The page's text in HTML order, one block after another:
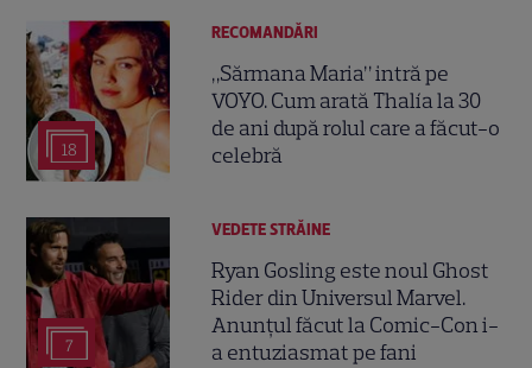
18
RECOMANDĂRI
„Sărmana Maria” intră pe
VOYO. Cum arată Thalía la 30
de ani după rolul care a făcut-o
celebră
7
VEDETE STRĂINE
Ryan Gosling este noul Ghost
Rider din Universul Marvel.
Anunțul făcut la Comic-Con i-
a entuziasmat pe fani